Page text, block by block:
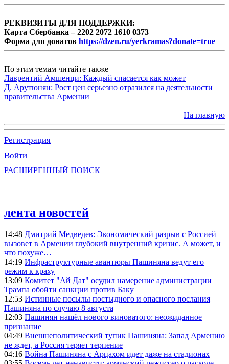
РЕКВИЗИТЫ ДЛЯ ПОДДЕРЖКИ:
Карта Сбербанка – 2202 2072 1610 0373
Форма для донатов https://dzen.ru/yerkramas?donate=true
По этим темам читайте также
Лаврентий Амшенци: Каждый спасается как может
Д. Арутюнян: Рост цен серьезно отразился на деятельности
правительства Армении
На главную
Регистрация
Войти
РАСШИРЕННЫЙ ПОИСК
лента новостей
14:48 Дмитрий Медведев: Экономический разрыв с Россией
вызовет в Армении глубокий внутренний кризис. А может, и
что похуже…
14:19 Инфраструктурные авантюры Пашиняна ведут его
режим к краху
13:09 Комитет "Ай Дат" осудил намерение администрации
Трампа обойти санкции против Баку
12:53 Истинные посылы постыдного и опасного послания
Пашиняна по случаю 8 августа
12:03 Пашинян нашёл нового виноватого: неожиданное
признание
04:49 Внешнеполитический тупик Пашиняна: Запад Армению
не ждет, а Россия теряет терпение
04:16 Война Пашиняна с Арцахом идет даже на стадионах